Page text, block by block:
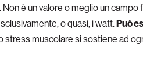
è un valore o meglio un
o quasi, i watt.Può
stress muscolare si sostiene ad